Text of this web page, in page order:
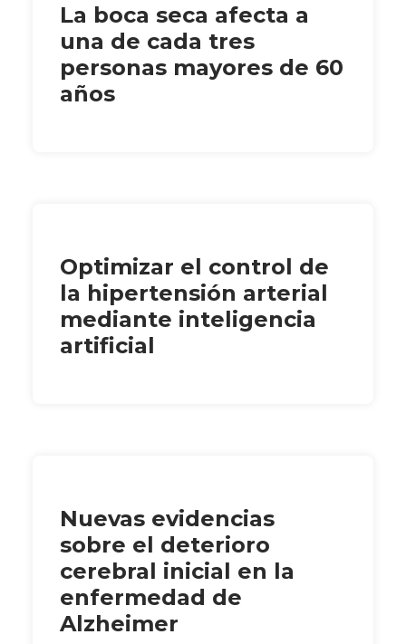
La boca seca afecta a
una de cada tres
personas mayores de 60
años
Optimizar el control de
la hipertensión arterial
mediante inteligencia
artificial
Nuevas evidencias
sobre el deterioro
cerebral inicial en la
enfermedad de
Alzheimer